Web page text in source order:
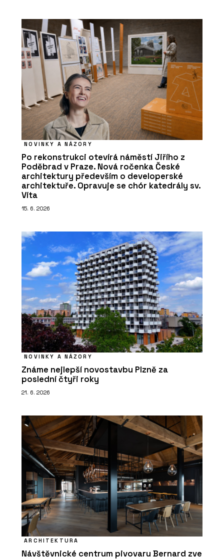
NOVINKY A NÁZORY
Po rekonstrukci otevírá náměstí Jiřího z
Poděbrad v Praze. Nová ročenka České
architektury především o developerské
architektuře. Opravuje se chór katedrály sv.
Víta
15. 6. 2026
NOVINKY A NÁZORY
Známe nejlepší novostavbu Plzně za
poslední čtyři roky
21. 6. 2026
ARCHITEKTURA
Návštěvnické centrum pivovaru Bernard zve